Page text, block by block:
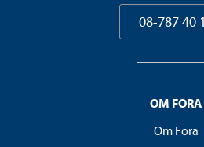
08-787 40
OM FORA
Om Fora